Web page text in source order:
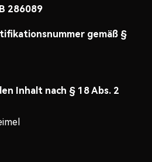
286089
gemäß §
Inhalt nach § 18 Abs. 2